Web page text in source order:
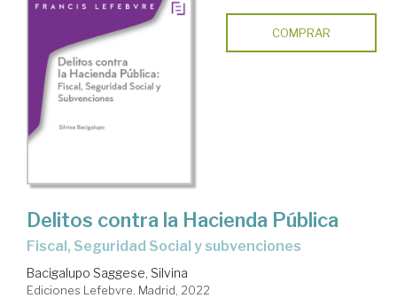
COMPRAR
Delitos contra la Hacienda Pública
fiscal, Seguridad Social y subvenciones
Bacigalupo Saggese, Silvina
Ediciones Lefebvre. Madrid, 2022